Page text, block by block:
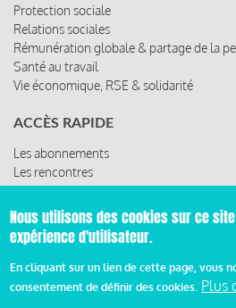
Protection sociale
Relations sociales
Rémunération globale & partage de la
Santé au travail
Vie économique, RSE & solidarité
ACCÈS RAPIDE
Les abonnements
Les rencontres
Les ressources
© 2019 Miroir Social -
Nous utilisons des cookies sur ce
expérience d'utilisateur.
En cliquant sur un lien de cette page, vous
consentement de définir des cookies. Plus